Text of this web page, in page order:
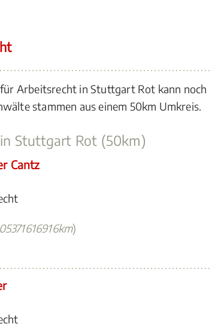
Arbeitsrecht in Stuttgart Rot kann noch
stammen aus einem 50km Umkreis.
Stuttgart Rot (50km)
Cantz
)